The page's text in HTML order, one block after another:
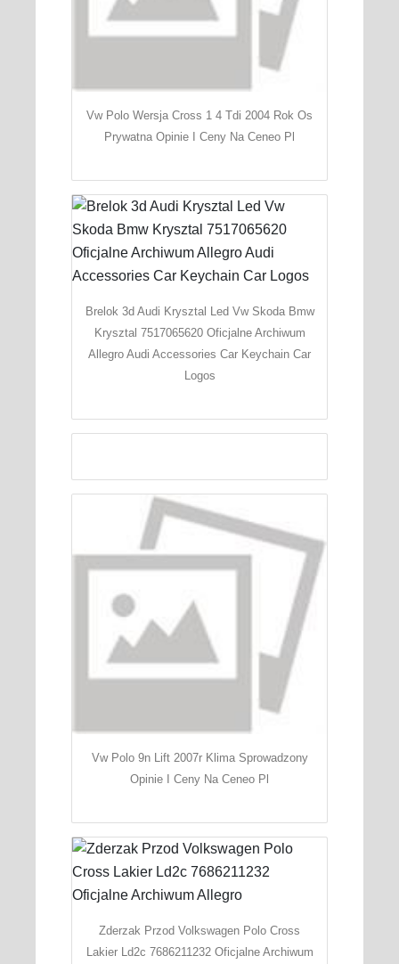
Vw Polo Wersja Cross 1 4 Tdi 2004 Rok Os
Prywatna Opinie I Ceny Na Ceneo Pl
Brelok 3d Audi Krysztal Led Vw Skoda Bmw
Krysztal 7517065620 Oficjalne Archiwum
Allegro Audi Accessories Car Keychain Car
Logos
Vw Polo 9n Lift 2007r Klima Sprowadzony
Opinie I Ceny Na Ceneo Pl
Zderzak Przod Volkswagen Polo Cross
Lakier Ld2c 7686211232 Oficjalne Archiwum